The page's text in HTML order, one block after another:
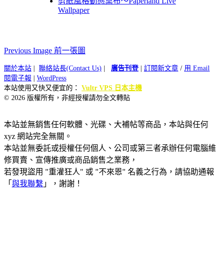
Wallpaper
Previous Image 前一張圖
關於本站 聯絡站長(Contact Us) 廣告刊登| 訂閱新文章 / 用 Email
閱電子報
WordPress
本站使用又快又便宜的： Vultr VPS 日本主機
© 2026 版權所有，非經授權請勿全文轉貼
本站並無銷售任何軟體、光碟、大補帖等商品，本站與任何
xyz 網站完全無關。
本站並無委託或授權任何個人、公司或第三者承辦任何電腦維
修買賣、宣傳推廣或商品銷售之業務，
若發現盜用 "重灌狂人" 或 "不來恩" 名義之行為，請協助通報
「 與我聯繫 」，謝謝！